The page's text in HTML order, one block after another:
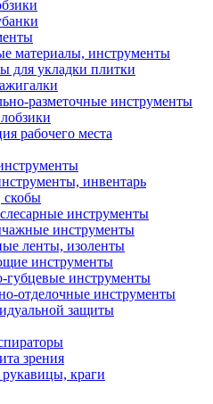
материалы, инструменты
для укладки плитки
разметочные инструменты
рабочего места
инвентарь
скобы
инструменты
инструменты
ленты, изоленты
инструменты
инструменты
отделочные инструменты
защиты
зрения
краги